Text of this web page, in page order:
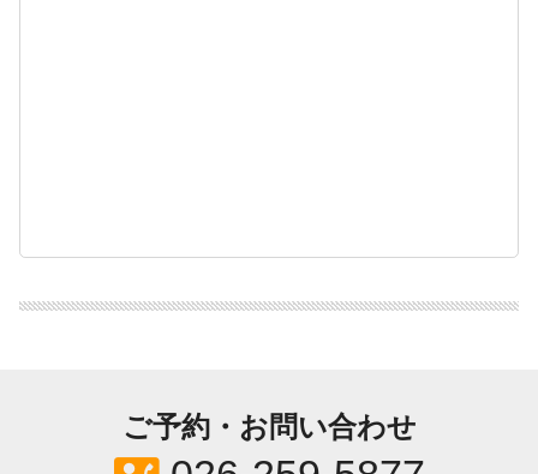
ご予約・お問い合わせ